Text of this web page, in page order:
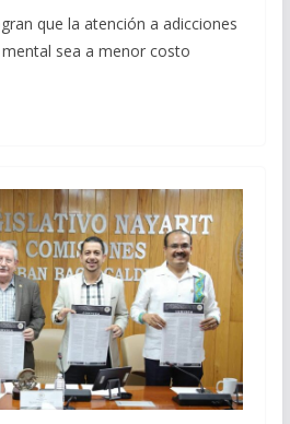
que la atención a adicciones
sea a menor costo